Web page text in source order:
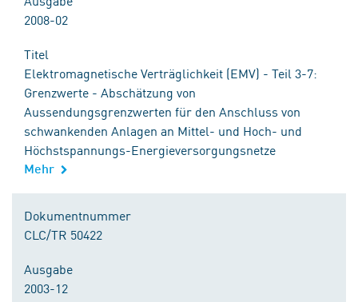
2008-02
Titel
Elektromagnetische Verträglichkeit (EMV) - Teil 3-7:
Grenzwerte - Abschätzung von
Aussendungsgrenzwerten für den Anschluss von
schwankenden Anlagen an Mittel- und Hoch- und
Höchstspannungs-Energieversorgungsnetze
Mehr
Dokumentnummer
CLC/TR 50422
Ausgabe
2003-12